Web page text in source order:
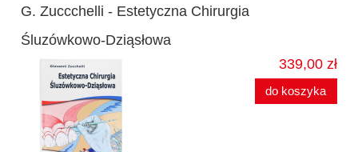
G. Zuccchelli - Estetyczna Chirurgia
Śluzówkowo-Dziąsłowa
339,00 zł
do koszyka